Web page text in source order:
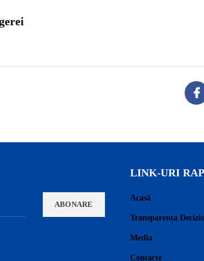
LINK-URI
Acasă
Transparența
Media
Contacte